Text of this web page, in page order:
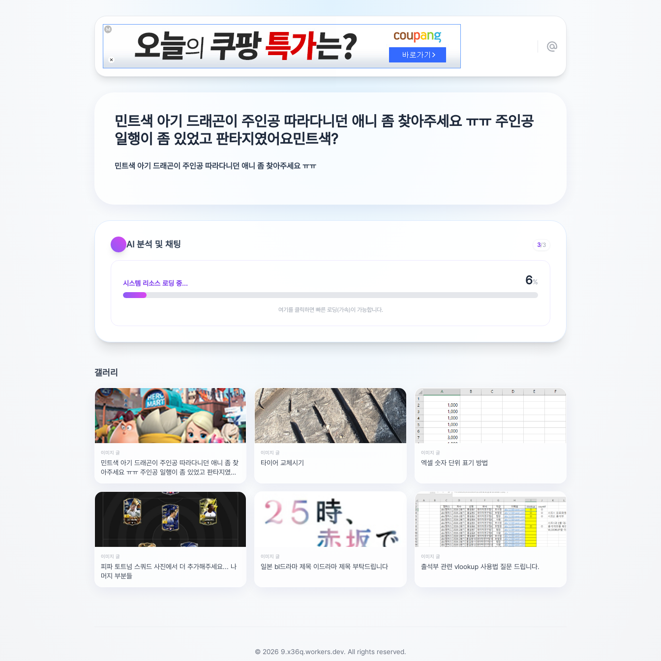
민트색 아기 드래곤이 주인공 따라다니던 애니 좀 찾아주세요 ㅠㅠ 주인공
일행이 좀 있었고 판타지였어요민트색?
민트색 아기 드래곤이 주인공 따라다니던 애니 좀 찾아주세요 ㅠㅠ
요 여기까지만 기억 나네요 ㅠㅠ12년생이고 초딩에 본 애니였어요 3d일거에요
AI 분석 및 채팅 3/3
시스템 리소스 로딩 중... 7%
여기를 클릭하면 빠른 로딩(가속)이 가능합니다.
갤러리
이미지 글
민트색 아기 드래곤이 주인공 따라다니던 애니 좀 찾
아주세요 ㅠㅠ 주인공 일행이 좀 있었고 판타지였어
이미지 글
타이어 교체시기
이미지 글
엑셀 숫자 단위 표기 방법
이미지 글
피파 토트넘 스쿼드 사진에서 더 추가해주세요... 나
머지 부분들
이미지 글
일본 bl드라마 제목 이드라마 제목 부탁드립니다
이미지 글
출석부 관련 vlookup 사용법 질문 드립니다.
© 2026 9.x36q.workers.dev. All rights reserved.